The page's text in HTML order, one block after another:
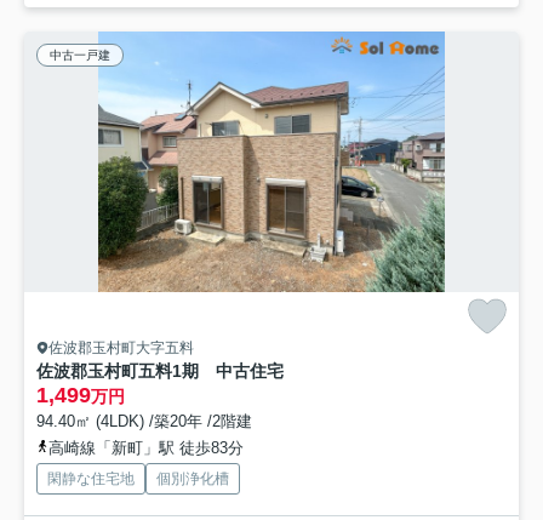
中古一戸建
佐波郡玉村町大字五料
佐波郡玉村町五料1期 中古住宅
1,499万円
94.40㎡ (4LDK) /築20年 /2階建
高崎線「新町」駅 徒歩83分
閑静な住宅地 個別浄化槽